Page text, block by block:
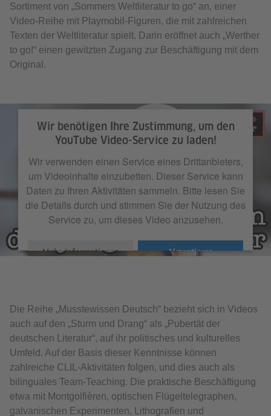
Sortiment von „Sommers Weltliteratur to go“ an, einer
Video-Reihe mit Playmobil-Figuren, die mit zahlreichen
Texten der Weltliteratur spielt. Darin eröffnet auch „Werther
to go!“ einen gewitzten Zugang zur Beschäftigung mit dem
Original.
Wir benötigen Ihre Zustimmung, um den
YouTube Video-Service zu laden!
Wir verwenden einen Service eines Drittanbieters,
um Videoinhalte einzubetten. Dieser Service kann
Daten zu Ihren Aktivitäten sammeln. Bitte lesen Sie
die Details durch und stimmen Sie der Nutzung des
Service zu, um dieses Video anzusehen.
Mehr Informationen Akzeptieren
Die Reihe „Musstewissen Deutsch“ bezieht sich in Videos
auch auf den „Sturm und Drang“ als „Pubertät der
deutschen Literatur“, auf ihr politisches und kulturelles
Umfeld. Auf der Basis dieser Kenntnisse können
zahlreiche CLIL-Aktivitäten folgen, und dies auch als
bilinguales Team-Teaching. Die praktische Beschäftigung
etwa mit Montgolfièren, optischen Flügeltelegraphen,
galvanischen Experimenten, Lithografien und